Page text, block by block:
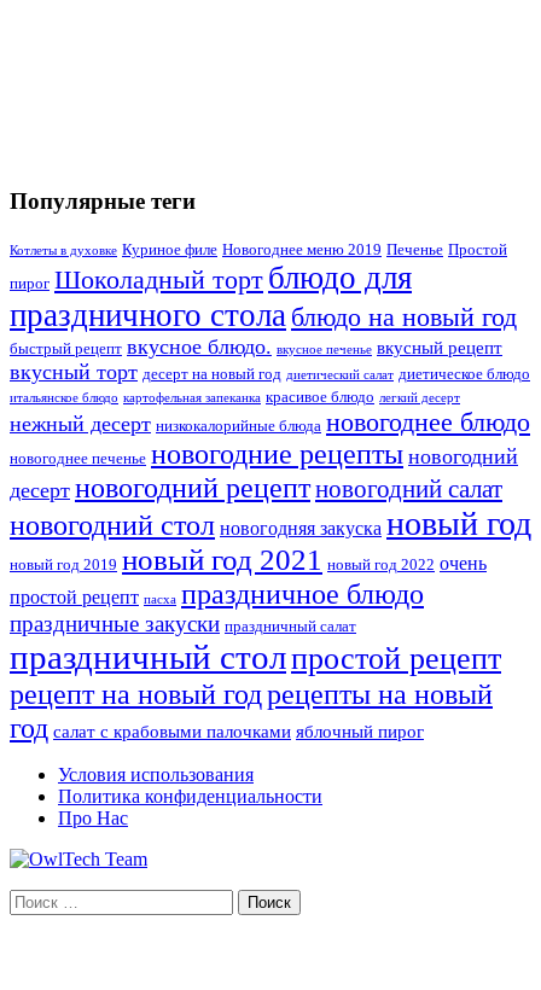
Популярные теги
Котлеты в духовке Куриное филе Новогоднее меню 2019 Печенье Простой
пирог Шоколадный торт блюдо для
праздничного стола блюдо на новый год
быстрый рецепт вкусное блюдо. вкусное печенье вкусный рецепт
вкусный торт десерт на новый год диетический салат диетическое блюдо
итальянское блюдо картофельная запеканка красивое блюдо легкий десерт
нежный десерт низкокалорийные блюда новогоднее блюдо
новогоднее печенье новогодние рецепты новогодний
десерт новогодний рецептновогодний салат
новогодний стол новогодняя закуска новый год
новый год 2019 новый год 2021 новый год 2022 очень
простой рецепт пасха праздничное блюдо
праздничные закуски праздничный салат
праздничный столпростой рецепт
рецепт на новый годрецепты на новый
год салат с крабовыми палочками яблочный пирог
Условия использования
Политика конфиденциальности
Про Нас